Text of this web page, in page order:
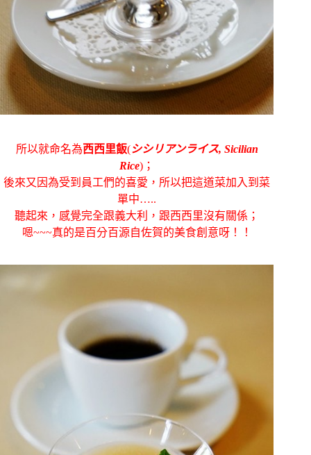
所以就命名為西西里飯(シシリアンライス, Sicilian
Rice)；
後來又因為受到員工們的喜愛，所以把這道菜加入到菜
單中…..
聽起來，感覺完全跟義大利，跟西西里沒有關係；
嗯~~~真的是百分百源自佐賀的美食創意呀！！